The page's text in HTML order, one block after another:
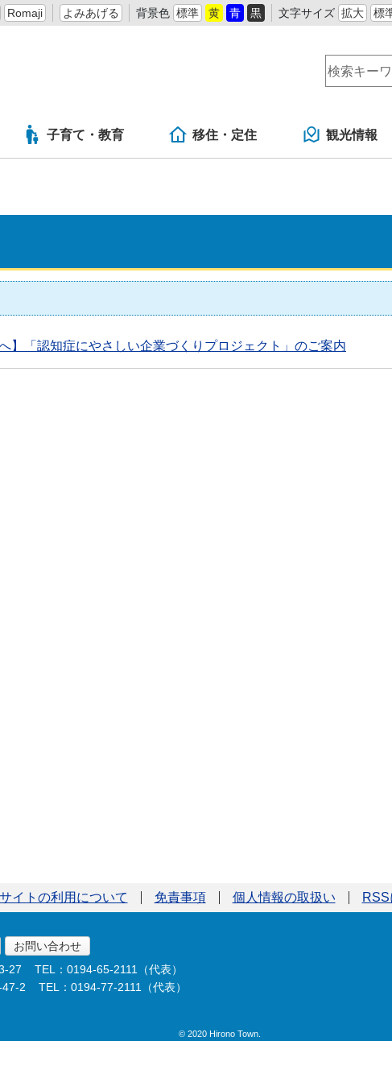
Romaji よみあげる 背景色 標準 黄 青 黒 文字サイズ 拡大 標
子育て・教育 移住・定住 観光情報
】「認知症にやさしい企業づくりプロジェクト」のご案内
サイトの利用について 免責事項 個人情報の取扱い
お問い合わせ
27
TEL：0194-65-2111（代表）
47-2
TEL：0194-77-2111（代表）
© 2020 Hirono Town.